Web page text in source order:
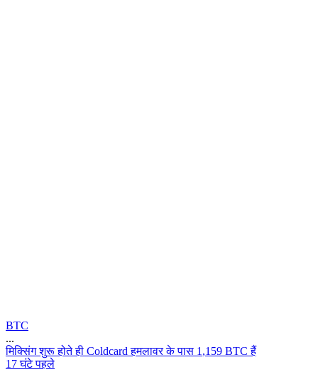
BTC
...
मकग शर हत ह Coldcard हमलवर क पस 1 ,1 59 BTC ह
17 घंटे पहले